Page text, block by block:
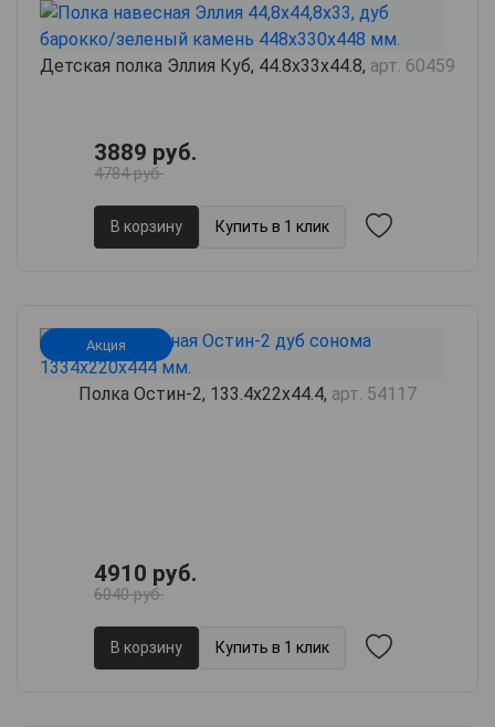
Детская полка Эллия Куб, 44.8х33х44.8, арт. 60459
3889 руб.
4784 руб.
В корзину Купить в 1 клик
Акция
Полка Остин-2, 133.4х22х44.4, арт. 54117
4910 руб.
6040 руб.
В корзину Купить в 1 клик